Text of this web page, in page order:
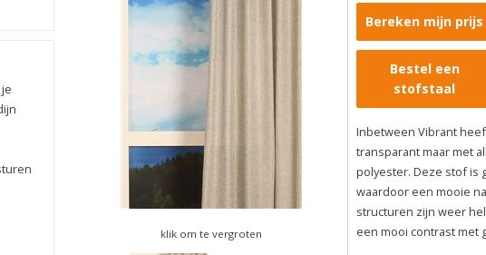
klik om te vergroten
Bereken mijn prijs
Bestel een
stofstaal
Inbetween Vibrant
transparant maar met
polyester. Deze stof is
waardoor een mooie
structuren zijn weer
een mooi contrast met